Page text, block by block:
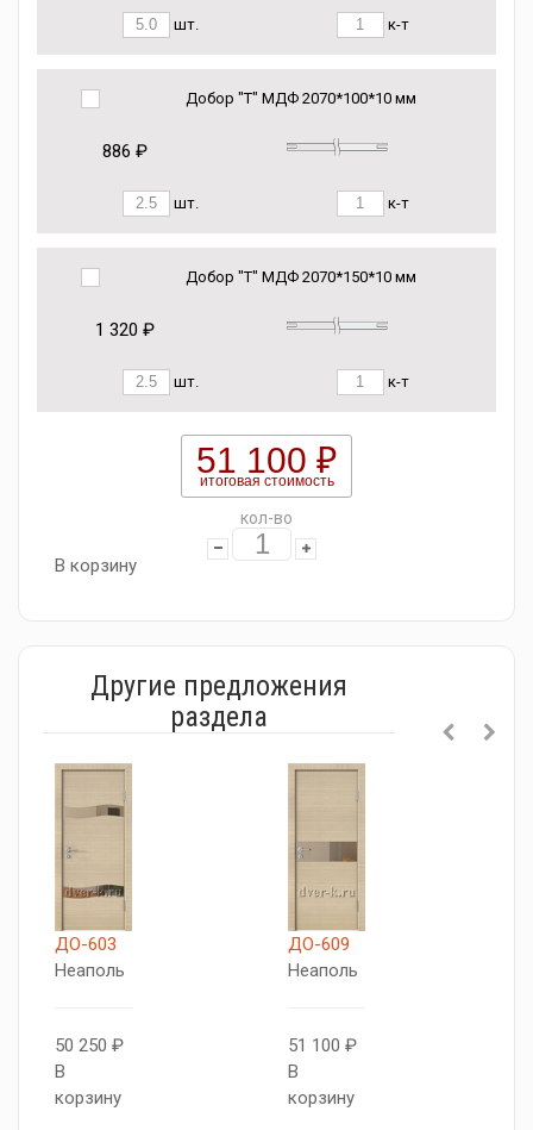
шт. к-т
Добор "Т" МДФ 2070*100*10 мм
886 ₽
шт. к-т
Добор "Т" МДФ 2070*150*10 мм
1 320 ₽
шт. к-т
51 100 ₽
итоговая стоимость
кол-во
В корзину
Другие предложения
раздела
ДО-603
Неаполь
50 250 ₽
В
корзину
ДО-609
Неаполь
51 100 ₽
В
корзину